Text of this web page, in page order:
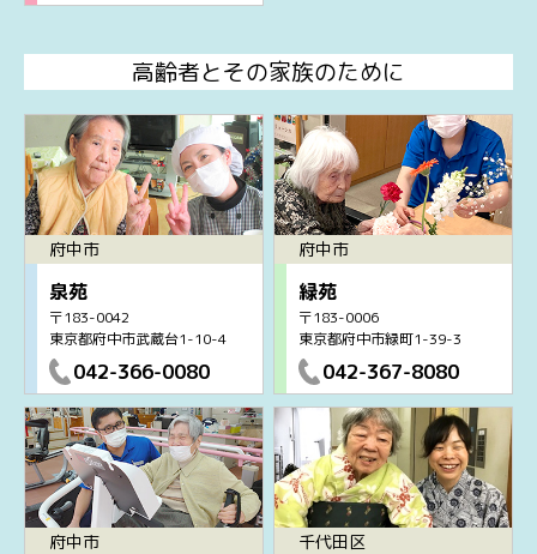
高齢者とその家族のために
府中市
泉苑
〒183-0042
東京都府中市武蔵台1-10-4
042-366-0080
府中市
緑苑
〒183-0006
東京都府中市緑町1-39-3
042-367-8080
府中市 千代田区